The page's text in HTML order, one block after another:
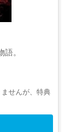
。
せんが、特典